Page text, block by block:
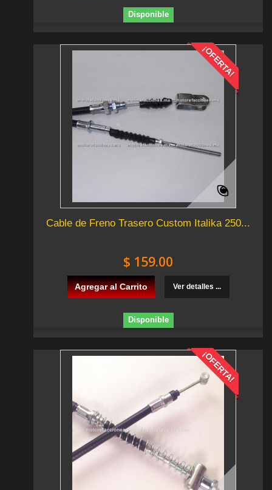
Disponible
¡OFERTA!
Cable de Freno Trasero Custom Italika 250...
$ 159.00
Agregar al Carrito Ver detalles ...
Disponible
¡OFERTA!